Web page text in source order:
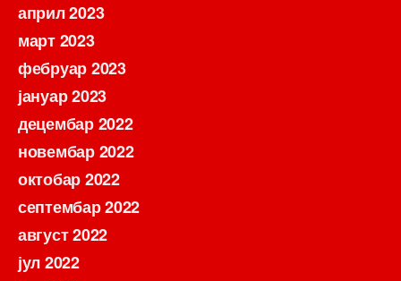
април 2023
март 2023
фебруар 2023
јануар 2023
децембар 2022
новембар 2022
октобар 2022
септембар 2022
август 2022
јул 2022